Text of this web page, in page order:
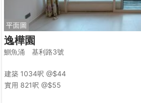
平面圖
逸樺園
鰂魚涌 基利路3號
建築 1034呎 @$44
實用 821呎 @$55